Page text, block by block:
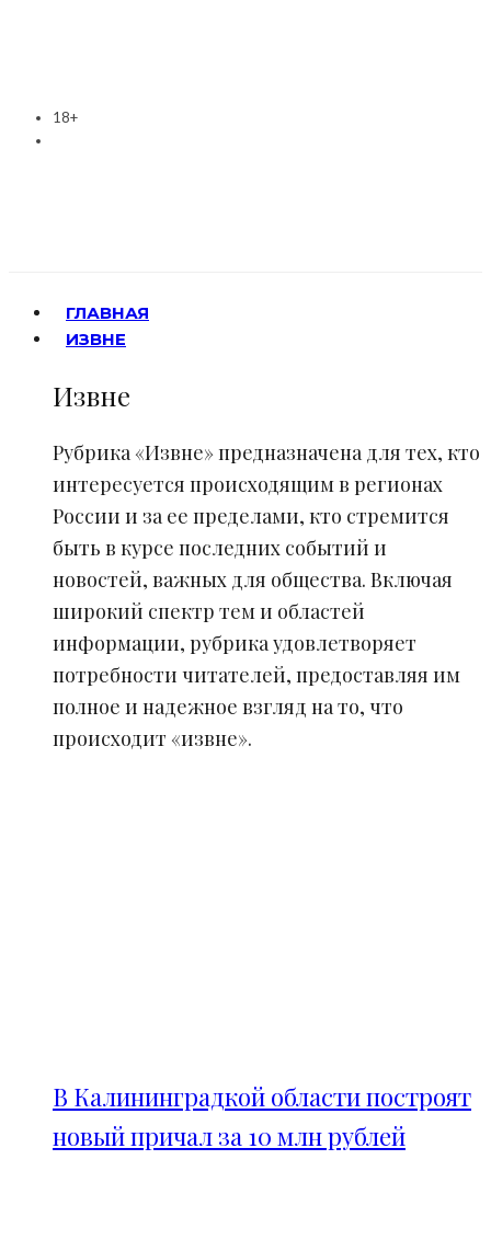
18+
ГЛАВНАЯ
ИЗВНЕ
Извне
Рубрика «Извне» предназначена для тех, кто
интересуется происходящим в регионах
России и за ее пределами, кто стремится
быть в курсе последних событий и
новостей, важных для общества. Включая
широкий спектр тем и областей
информации, рубрика удовлетворяет
потребности читателей, предоставляя им
полное и надежное взгляд на то, что
происходит «извне».
В Калининградкой области построят
новый причал за 10 млн рублей